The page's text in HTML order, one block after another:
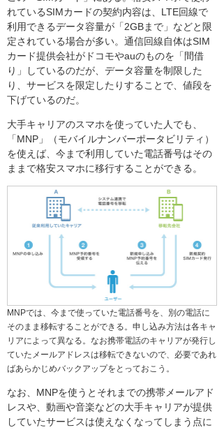
れているSIMカードの契約内容は、LTE回線で
利用できるデータ容量が「2GBまで」などと限
定されている場合が多い。通信回線自体はSIM
カード提供会社がドコモやauのものを「間借
り」しているのだが、データ容量を制限した
り、サービスを限定したりすることで、値段を
下げているのだ。
大手キャリアのスマホを使っていた人でも、
「MNP」（モバイルナンバーポータビリティ）
を使えば、今まで利用していた電話番号はその
ままで格安スマホに移行することができる。
MNPでは、今まで使っていた電話番号を、別の電話に
そのまま移転することができる。申し込み方法は各キャ
リアによって異なる。なお携帯電話のキャリアが発行し
ていたメールアドレスは移転できないので、必要であれ
ばあらかじめバックアップをとっておこう。
なお、MNPを使うとそれまでの携帯メールアド
レスや、動画や音楽などの大手キャリアが提供
していたサービスは使えなくなってしまう点に